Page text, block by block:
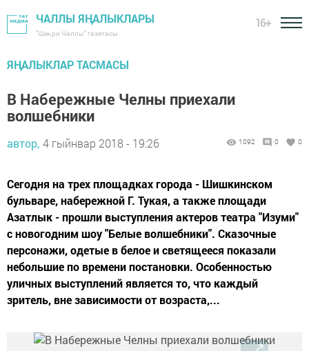
ЧАЛЛЫ ЯҢАЛЫКЛАРЫ
"Шәһри Чаллы" газетасы
16+
ЯҢАЛЫКЛАР ТАСМАСЫ
В Набережные Челны приехали
волшебники
автор, 4 гыйнвар 2018 - 19:26 1092 0 0
Сегодня на трех площадках города - Шишкинском
бульваре, набережной Г. Тукая, а также площади
Азатлык - прошли выступления актеров театра "Изуми"
с новогодним шоу "Белые волшебники". Сказочные
персонажи, одетые в белое и светящееся показали
небольшие по времени постановки. Особенностью
уличных выступлений является то, что каждый
зритель, вне зависимости от возраста,...